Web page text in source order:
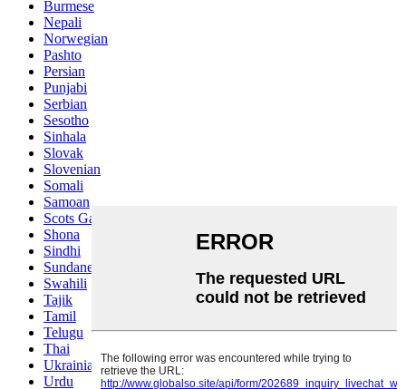
Burmese
Nepali
Norwegian
Pashto
Persian
Punjabi
Serbian
Sesotho
Sinhala
Slovak
Slovenian
Somali
Samoan
Scots Gaelic
Shona
Sindhi
Sundanese
Swahili
Tajik
Tamil
Telugu
Thai
Ukrainian
Urdu